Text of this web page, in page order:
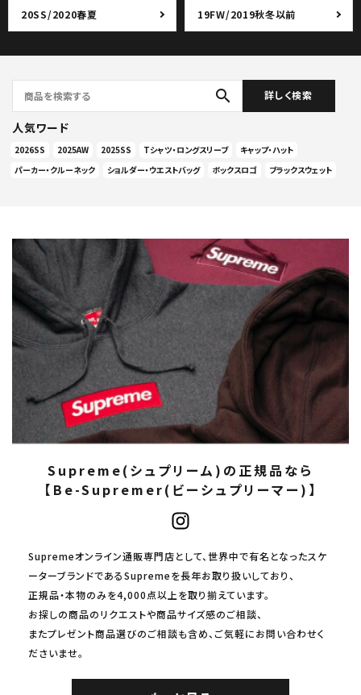
20SS/2020春夏 19FW/2019秋冬以前
search 詳しく検索
人気ワード
2026SS 2025AW 2025SS Tシャツ・ロングスリーブ
キャップ・ハット
パーカー・クルーネック
ショルダー・ウエストバッグ ボックスロゴ ブラックスウェット
Supreme(シュプリーム)の正規品なら
【Be-Supremer(ビーシュプリーマー)】
Supremeオンライン通販専門店として、世界中で有名となったスケ
ーターブランドであるSupremeを長年お取り扱いしており、
正規品・本物のみを4,000点以上を取り揃えています。
お探しの商品のリクエストや商品サイズ感のご相談、
またプレゼント商品選びのご相談も含め、ご気軽にお問い合わせく
ださいませ。